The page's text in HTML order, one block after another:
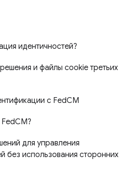
идентичностей?
и файлы cookie третьих
с FedCM
для управления
без использования сторонних